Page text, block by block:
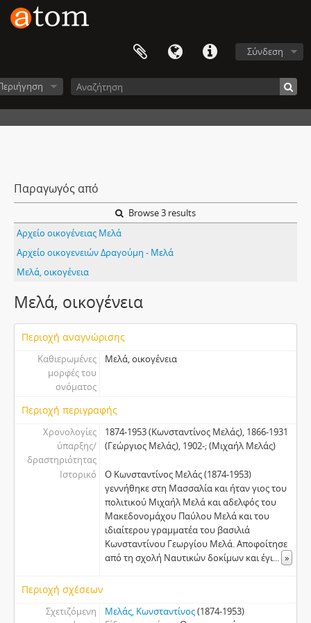
Σύνδεση
Παραγωγός από
Browse 3 results
Αρχείο οικογένειας Μελά
Αρχείο οικογενειών Δραγούμη - Μελά
Μελά, οικογένεια
Μελά, οικογένεια
Περιοχή αναγνώρισης
Καθιερωμένες
μορφές του
ονόματος
Μελά, οικογένεια
Περιοχή περιγραφής
Χρονολογίες
ύπαρξης/
δραστηριότητας
1874-1953 (Κωνσταντίνος Μελάς), 1866-1931
(Γεώργιος Μελάς), 1902-; (Μιχαήλ Μελάς)
Ιστορικό
Ο Κωνσταντίνος Μελάς (1874-1953)
γεννήθηκε στη Μασσαλία και ήταν γιος του
πολιτικού Μιχαήλ Μελά και αδελφός του
Μακεδονομάχου Παύλου Μελά και του
ιδιαίτερου γραμματέα του βασιλιά
Κωνσταντίνου Γεωργίου Μελά. Αποφοίτησε
από τη σχολή Ναυτικών δοκίμων και έγι... »
Περιοχή σχέσεων
Σχετιζόμενη
Μελάς, Κωνσταντίνος(1874-1953)